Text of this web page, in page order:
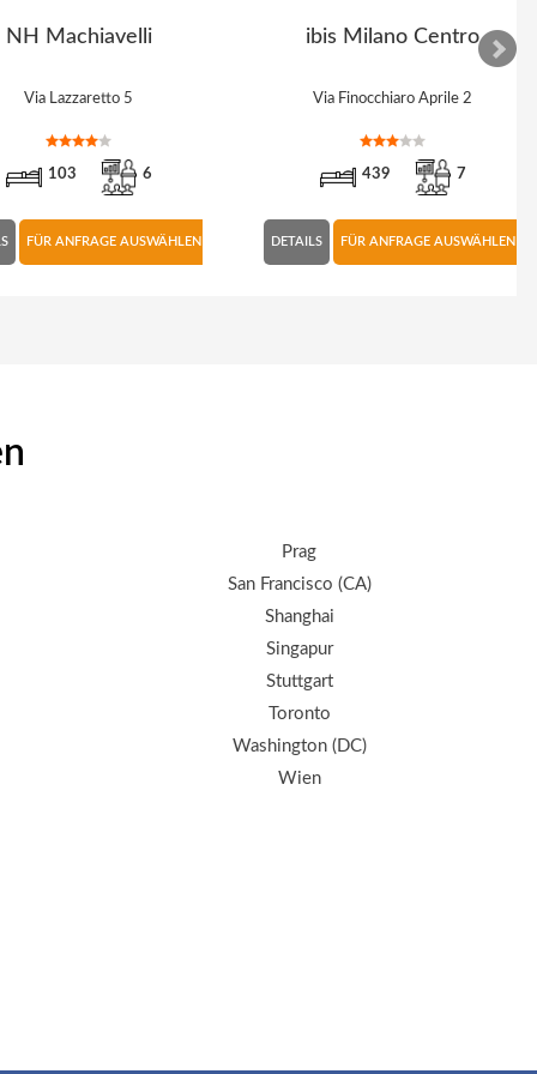
NH Machiavelli
Via Lazzaretto 5
103 6
FÜR ANFRAGE AUSWÄHLEN
ibis Milano Centro
Via Finocchiaro Aprile 2
439 7
DETAILS FÜR ANFRAGE AUSWÄHLEN
Prag
San Francisco (CA)
Shanghai
Singapur
Stuttgart
Toronto
Washington (DC)
Wien